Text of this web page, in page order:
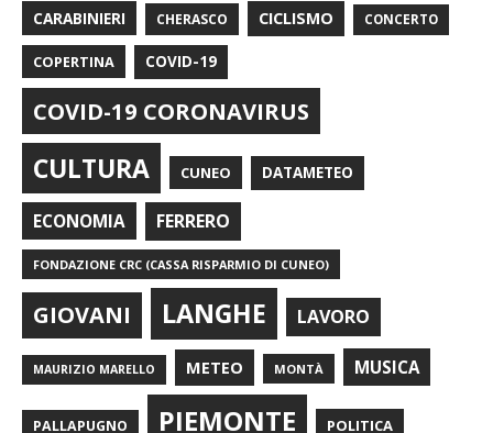
CARABINIERI CHERASCO CICLISMO CONCERTO
COPERTINA COVID-19
COVID-19 CORONAVIRUS
CULTURA CUNEO DATAMETEO
ECONOMIA FERRERO
FONDAZIONE CRC (CASSA RISPARMIO DI CUNEO)
GIOVANI LANGHE LAVORO
MAURIZIO MARELLO METEO MONTÀ MUSICA
PALLAPUGNO PIEMONTE POLITICA